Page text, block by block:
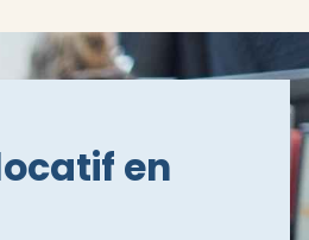
en